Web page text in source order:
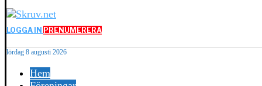
LOGGA IN PRENUMERERA
lördag 8 augusti 2026
Hem